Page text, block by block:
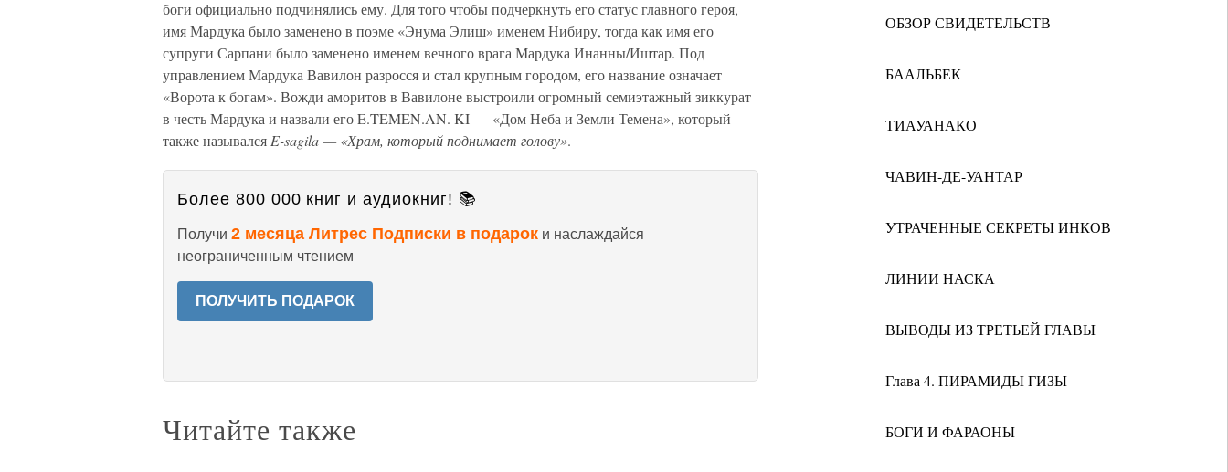
ОБЗОР СВИДЕТЕЛЬСТВ
БААЛЬБЕК
ТИАУАНАКО
ЧАВИН-ДЕ-УАНТАР
УТРАЧЕННЫЕ СЕКРЕТЫ ИНКОВ
ЛИНИИ НАСКА
ВЫВОДЫ ИЗ ТРЕТЬЕЙ ГЛАВЫ
Глава 4. ПИРАМИДЫ ГИЗЫ
БОГИ И ФАРАОНЫ
боги официально подчинялись ему. Для того чтобы подчеркнуть его статус главного героя,
имя Мардука было заменено в поэме «Энума Элиш» именем Нибиру, тогда как имя его
супруги Сарпани было заменено именем вечного врага Мардука Инанны/Иштар. Под
управлением Мардука Вавилон разросся и стал крупным городом, его название означает
«Ворота к богам». Вожди аморитов в Вавилоне выстроили огромный семиэтажный зиккурат
в честь Мардука и назвали его E.TEMEN.AN. KI — «Дом Неба и Земли Темена», который
также назывался E-sagila — «Храм, который поднимает голову».
Более 800 000 книг и аудиокниг! 📚
Получи 2 месяца Литрес Подписки в подарок и наслаждайся
неограниченным чтением
ПОЛУЧИТЬ ПОДАРОК
Читайте также